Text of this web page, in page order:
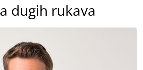
dugih rukava